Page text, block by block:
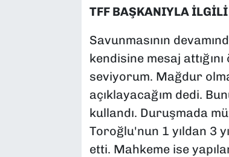
TFF BAŞKANIYLA
Savunmasının
kendisine mesaj
seviyorum. Mağdur
açıklayacağım dedi.
kullandı. Duruşmada
Toroğlu'nun 1 yıldan 3
etti. Mahkeme ise